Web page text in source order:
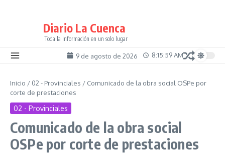
Diario La Cuenca
Toda la Información en un solo lugar
9 de agosto de 2026 8:15:59 AM
Inicio / 02 - Provinciales / Comunicado de la obra social OSPe por
corte de prestaciones
02 - Provinciales
Comunicado de la obra social
OSPe por corte de prestaciones